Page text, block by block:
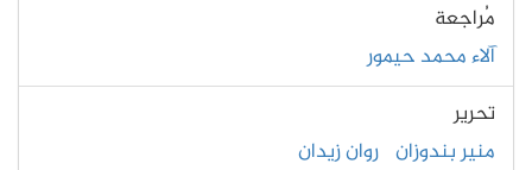
مُراجعة
آلاء محمد حيمور
تحرير
منير بندوزان روان زيدان